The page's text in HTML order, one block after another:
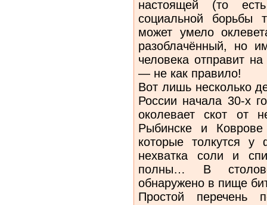
настоящей (то
социальной борьбы
может умело
разоблачённый, но
человека отправит
— не как правило!
Вот лишь несколько
России начала 30-х
околевает скот от
Рыбинске и
которые толкутся
нехватка соли и
полны… В
обнаружено в пище
Простой перечень